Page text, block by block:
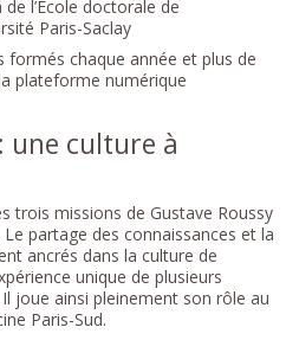
l’École doctorale de
Paris-Saclay
formés chaque année et plus de
plateforme numérique
une culture à
trois missions de Gustave Roussy
partage des connaissances et la
ancrés dans la culture de
unique de plusieurs
joue ainsi pleinement son rôle au
Paris-Sud.